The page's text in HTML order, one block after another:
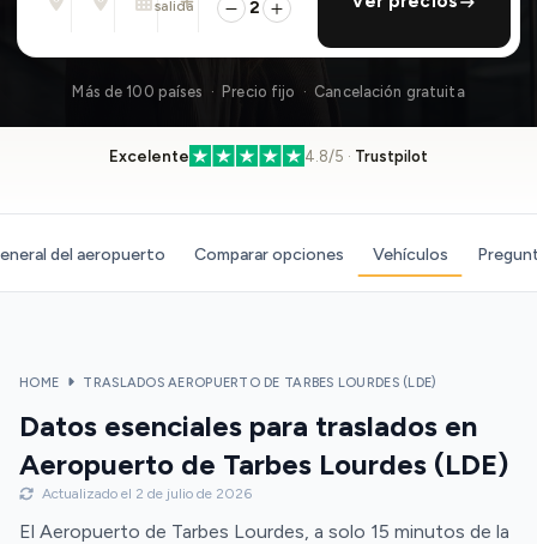
Dirección, aeropuerto, hotel, ...
Dirección, aeropuerto, hotel, ...
salida
Mié., 12 Ago. · 01:45 PM
2
Más de 100 países · Precio fijo · Cancelación gratuita
Excelente 4.8/5 · Trustpilot
del aeropuerto Comparar opciones Vehículos
HOME TRASLADOS AEROPUERTO DE TARBES LOURDES (LDE)
Datos esenciales para traslados en
Aeropuerto de Tarbes Lourdes (LDE)
Actualizado el 2 de julio de 2026
El Aeropuerto de Tarbes Lourdes, a solo 15 minutos de la